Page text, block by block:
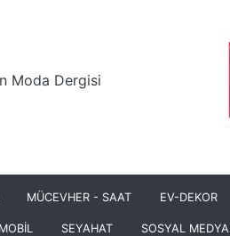
Moda Dergisi
MÜCEVHER - SAAT EV-DEKOR
SEYAHAT SOSYAL MEDYA